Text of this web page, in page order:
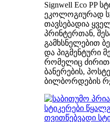
Signwell Eco PP
ეკოლოგიურად
თავსებადია
პრინტერთან,
გამხსნელებით
და პიგმენტური
რომელიც
ბანერების,
ბილბორდების